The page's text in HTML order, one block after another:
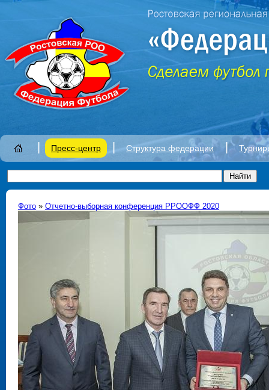
Пресс-центр Структура федерации |
Фото » Отчетно-выборная конференция РРООФФ 2020